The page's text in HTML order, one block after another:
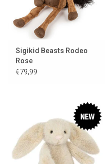
Sigikid Beasts Rodeo
Rose
€79,99